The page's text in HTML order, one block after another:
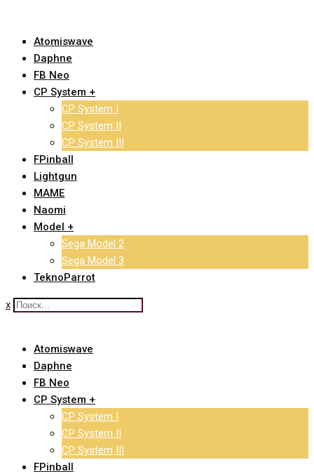
contentAtomiswave
Daphne
FB Neo
CP System +
CP System I
CP System II
CP System III
FPinball
Lightgun
MAME
Naomi
Model +
Sega Model 2
Sega Model 3
TeknoParrot
x
Atomiswave
Daphne
FB Neo
CP System +
CP System I
CP System II
CP System III
FPinball